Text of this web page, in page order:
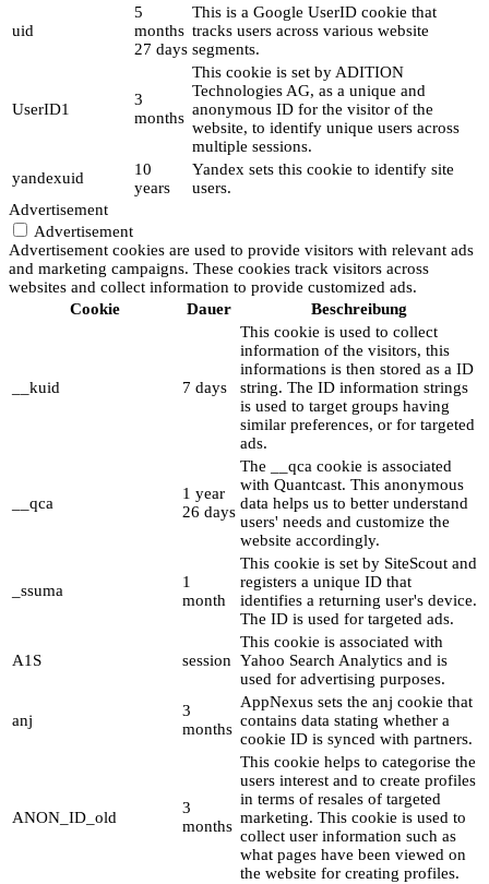
uid
5
months
27 days
This is a Google UserID cookie that
tracks users across various website
segments.
UserID1
3
months
This cookie is set by ADITION
Technologies AG, as a unique and
anonymous ID for the visitor of the
website, to identify unique users across
multiple sessions.
yandexuid
10
years
Yandex sets this cookie to identify site
users.
Advertisement
Advertisement
Advertisement cookies are used to provide visitors with relevant ads
and marketing campaigns. These cookies track visitors across
websites and collect information to provide customized ads.
Cookie
Dauer Beschreibung
__kuid 7 days
This cookie is used to collect
information of the visitors, this
informations is then stored as a ID
string. The ID information strings
is used to target groups having
similar preferences, or for targeted
ads.
__qca
1 year
26 days
The __qca cookie is associated
with Quantcast. This anonymous
data helps us to better understand
users' needs and customize the
website accordingly.
_ssuma
1
month
This cookie is set by SiteScout and
registers a unique ID that
identifies a returning user's device.
The ID is used for targeted ads.
A1S session
This cookie is associated with
Yahoo Search Analytics and is
used for advertising purposes.
anj
3
months
AppNexus sets the anj cookie that
contains data stating whether a
cookie ID is synced with partners.
ANON_ID_old
3
months
This cookie helps to categorise the
users interest and to create profiles
in terms of resales of targeted
marketing. This cookie is used to
collect user information such as
what pages have been viewed on
the website for creating profiles.